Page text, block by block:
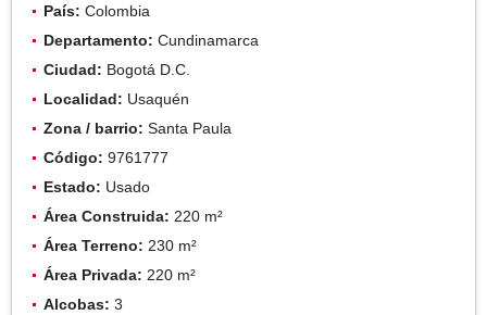
País: Colombia
Departamento: Cundinamarca
Ciudad: Bogotá D.C.
Localidad: Usaquén
Zona / barrio: Santa Paula
Código: 9761777
Estado: Usado
Área Construida: 220 m²
Área Terreno: 230 m²
Área Privada: 220 m²
Alcobas: 3